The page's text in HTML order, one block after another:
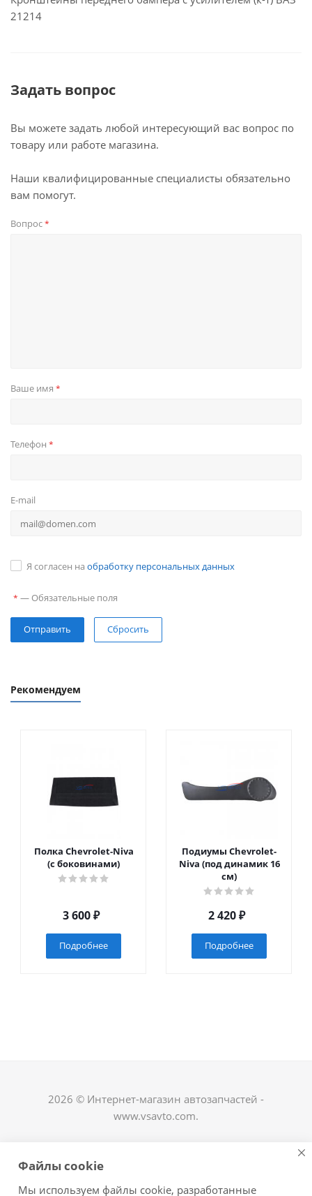
21214
Задать вопрос
Вы можете задать любой интересующий вас вопрос по
товару или работе магазина.
Наши квалифицированные специалисты обязательно
вам помогут.
Вопрос*
Ваше имя *
Телефон *
E-mail
Я согласен на обработку персональных данных
* — Обязательные поля
Сбросить
Рекомендуем
Полка Chevrolet-Niva
(с боковинами)
3 600₽
Подробнее
Подиумы Chevrolet-
Niva (под динамик 16
см)
2 420₽
Подробнее
2026 © Интернет-магазин автозапчастей -
www.vsavto.com.
+7 (8482) 622-122 avtovs@yandex.ru
Файлы cookie
Мы используем файлы cookie, разработанные